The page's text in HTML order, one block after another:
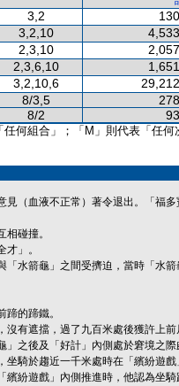
3,2
3,2,10
2,3,10
2,3,6,10
3,2,10,6
8/3,5
8/2
何組合」；「M」則代表「任何
見（血液不正常）著令退出。「福
相碰撞。
才」。
「水箭龜」之間受擠迫，當時「水
的蹄鐵。
沒有遮擋，過了九百米處後獲許上
」之後及「好計」內側處於窘境之
坐騎於趨近一千米處時在「繽紛遊
繽紛遊戲」內側推進時，他認為坐